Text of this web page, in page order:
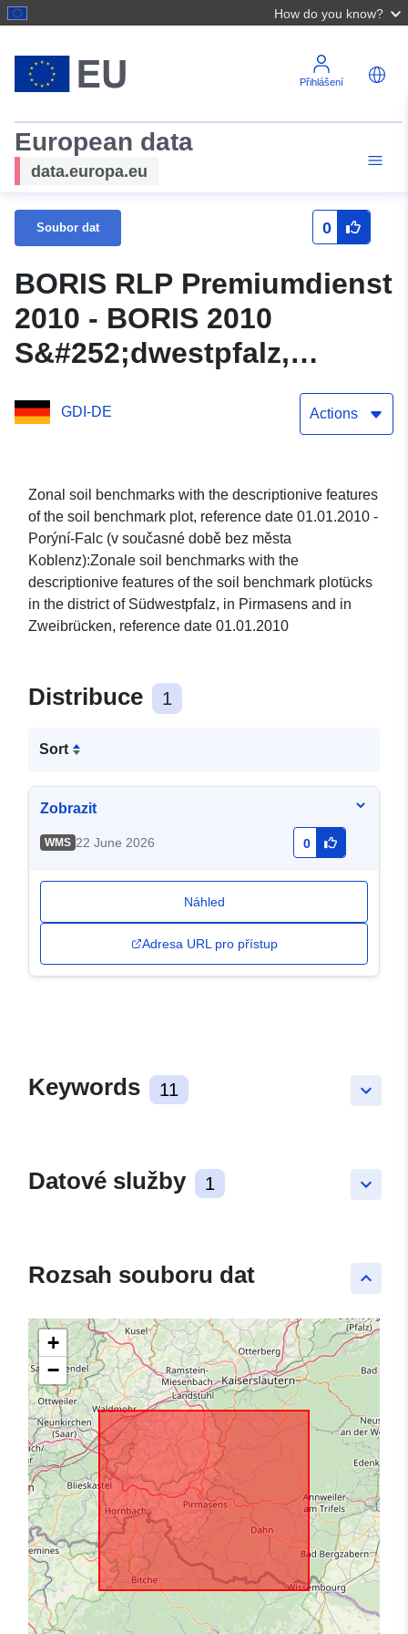
How do you know?
Přihlášení
European data
data.europa.eu
Soubor dat 0
BORIS RLP Premiumdienst
2010 - BORIS 2010
S&#252;dwestpfalz,
Zweibr&#252;cz
GDI-DE Actions
Zonal soil benchmarks with the descriptionive features
of the soil benchmark plot, reference date 01.01.2010 -
Porýní-Falc (v současné době bez města
Koblenz):Zonale soil benchmarks with the
descriptionive features of the soil benchmark plotücks
in the district of Südwestpfalz, in Pirmasens and in
Zweibrücken, reference date 01.01.2010
Distribuce 1
Sort
Zobrazit
WMS 22 June 2026 0
Náhled
Adresa URL pro přístup
keyboard_arrow_down
Keywords 11
keyboard_arrow_down
Datové služby 1
keyboard_arrow_up
Rozsah souboru dat
+
−